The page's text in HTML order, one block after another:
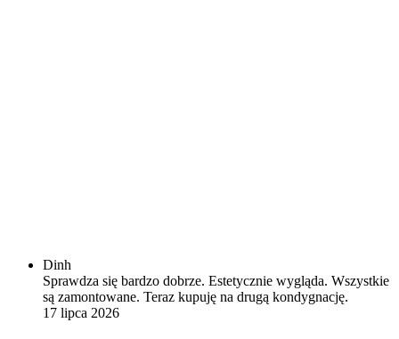
Dinh
Sprawdza się bardzo dobrze. Estetycznie wygląda. Wszystkie
są zamontowane. Teraz kupuję na drugą kondygnację.
17 lipca 2026